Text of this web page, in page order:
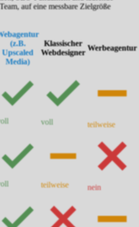
auf eine messbare Zielgröße
(z.B.
Upscaled
Media)
Klassischer
Webdesigner
Werbeagentur
voll teilweise
teilweise nein